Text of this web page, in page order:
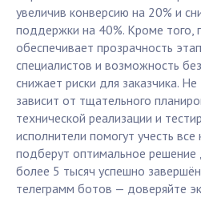
увеличив конверсию на 20% и
поддержки на 40%. Кроме того,
обеспечивает прозрачность
специалистов и возможность
снижает риски для заказчика.
зависит от тщательного
технической реализации и
исполнители помогут учесть
подберут оптимальное
более 5 тысяч успешно
телеграмм ботов — доверяйте